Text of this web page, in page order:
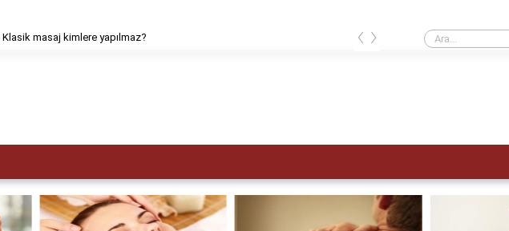
masaj kimlere yapılmaz? Adet hemen nasıl sökülür?
‹ ›